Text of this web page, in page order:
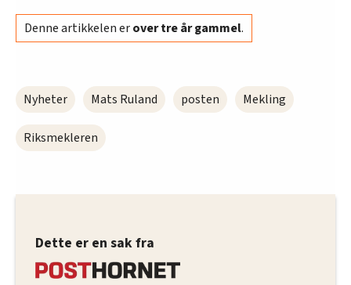
Denne artikkelen erover tre år gammel.
Nyheter Mats Ruland posten Mekling
Riksmekleren
Dette er en sak fra